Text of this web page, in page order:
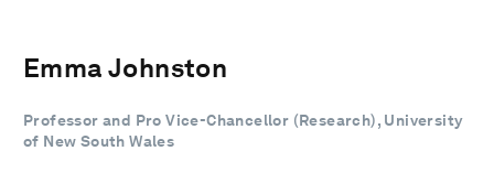
Emma Johnston
Professor and Pro Vice-Chancellor (Research), University
of New South Wales